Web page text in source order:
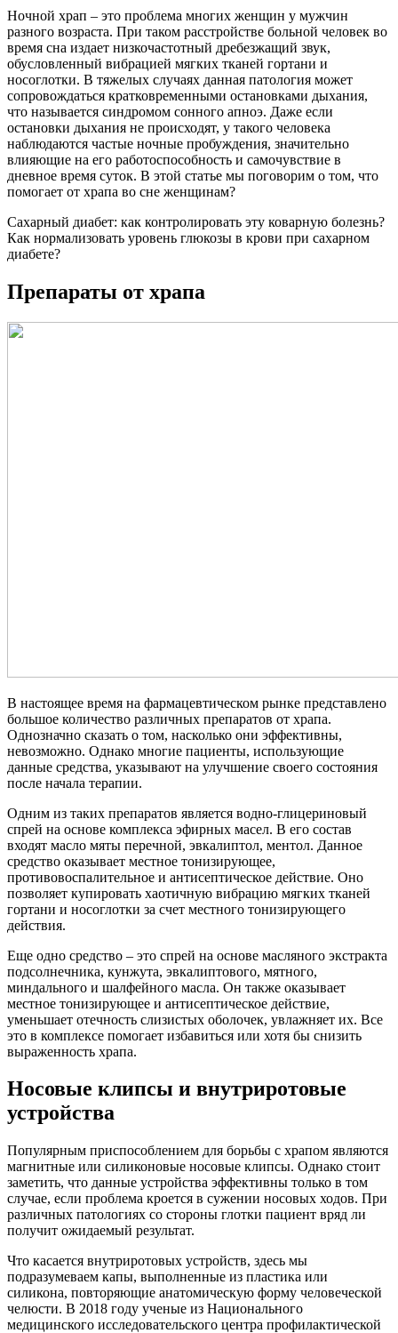
Ночной храп – это проблема многих женщин у мужчин
разного возраста. При таком расстройстве больной человек во
время сна издает низкочастотный дребезжащий звук,
обусловленный вибрацией мягких тканей гортани и
носоглотки. В тяжелых случаях данная патология может
сопровождаться кратковременными остановками дыхания,
что называется синдромом сонного апноэ. Даже если
остановки дыхания не происходят, у такого человека
наблюдаются частые ночные пробуждения, значительно
влияющие на его работоспособность и самочувствие в
дневное время суток. В этой статье мы поговорим о том, что
помогает от храпа во сне женщинам?
Сахарный диабет: как контролировать эту коварную болезнь?
Как нормализовать уровень глюкозы в крови при сахарном
диабете?
Препараты от храпа
В настоящее время на фармацевтическом рынке представлено
большое количество различных препаратов от храпа.
Однозначно сказать о том, насколько они эффективны,
невозможно. Однако многие пациенты, использующие
данные средства, указывают на улучшение своего состояния
после начала терапии.
Одним из таких препаратов является водно-глицериновый
спрей на основе комплекса эфирных масел. В его состав
входят масло мяты перечной, эвкалиптол, ментол. Данное
средство оказывает местное тонизирующее,
противовоспалительное и антисептическое действие. Оно
позволяет купировать хаотичную вибрацию мягких тканей
гортани и носоглотки за счет местного тонизирующего
действия.
Еще одно средство – это спрей на основе масляного экстракта
подсолнечника, кунжута, эвкалиптового, мятного,
миндального и шалфейного масла. Он также оказывает
местное тонизирующее и антисептическое действие,
уменьшает отечность слизистых оболочек, увлажняет их. Все
это в комплексе помогает избавиться или хотя бы снизить
выраженность храпа.
Носовые клипсы и внутриротовые
устройства
Популярным приспособлением для борьбы с храпом являются
магнитные или силиконовые носовые клипсы. Однако стоит
заметить, что данные устройства эффективны только в том
случае, если проблема кроется в сужении носовых ходов. При
различных патологиях со стороны глотки пациент вряд ли
получит ожидаемый результат.
Что касается внутриротовых устройств, здесь мы
подразумеваем капы, выполненные из пластика или
силикона, повторяющие анатомическую форму человеческой
челюсти. В 2018 году ученые из Национального
медицинского исследовательского центра профилактической